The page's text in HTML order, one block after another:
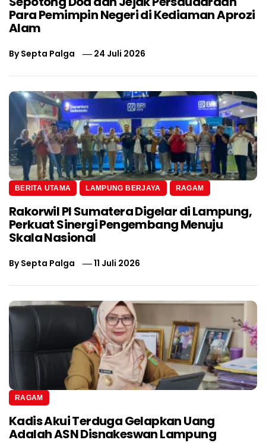
Para Pemimpin Negeri di Kediaman Aprozi
Alam
BySepta Palga 24 Juli 2026
BERITA UTAMA LAMPUNG BERJAYA RAGAM
Rakorwil PI Sumatera Digelar di Lampung,
Perkuat Sinergi Pengembang Menuju
Skala Nasional
BySepta Palga 11 Juli 2026
RAGAM
Kadis Akui Terduga Gelapkan Uang
Adalah ASN Disnakeswan Lampung